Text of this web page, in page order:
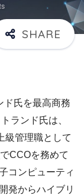
ド氏を最高商務
ランド氏は、
級管理職として
でCCOを務めて
コンピューティ
発からハイブリ